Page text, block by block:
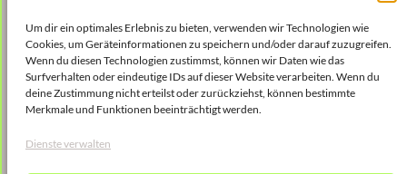
Um dir ein optimales Erlebnis zu bieten, verwenden wir Technologien wie
Cookies, um Geräteinformationen zu speichern und/oder darauf zuzugreifen.
Wenn du diesen Technologien zustimmst, können wir Daten wie das
Surfverhalten oder eindeutige IDs auf dieser Website verarbeiten. Wenn du
deine Zustimmung nicht erteilst oder zurückziehst, können bestimmte
Merkmale und Funktionen beeinträchtigt werden.
Dienste verwalten